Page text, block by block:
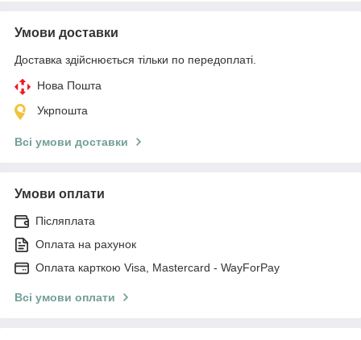
Умови доставки
Доставка здійснюється тільки по передоплаті.
Нова Пошта
Укрпошта
Всі умови доставки
Умови оплати
Післяплата
Оплата на рахунок
Оплата карткою Visa, Mastercard - WayForPay
Всі умови оплати